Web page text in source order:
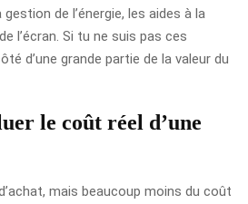
de l’énergie, les aides à la
l’écran. Si tu ne suis pas ces
d’une grande partie de la valeur du
le coût réel d’une
mais beaucoup moins du coût